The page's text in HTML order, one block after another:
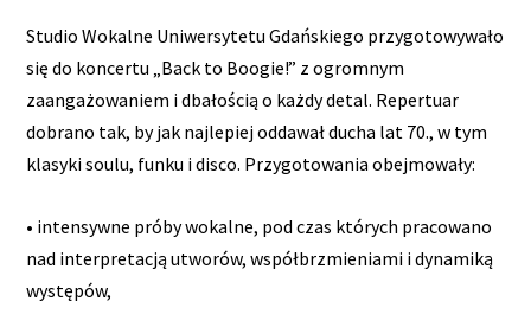
Studio Wokalne Uniwersytetu Gdańskiego przygotowywało
się do koncertu „Back to Boogie!” z ogromnym
zaangażowaniem i dbałością o każdy detal. Repertuar
dobrano tak, by jak najlepiej oddawał ducha lat 70., w tym
klasyki soulu, funku i disco. Przygotowania obejmowały:
• intensywne próby wokalne, pod czas których pracowano
nad interpretacją utworów, współbrzmieniami i dynamiką
występów,